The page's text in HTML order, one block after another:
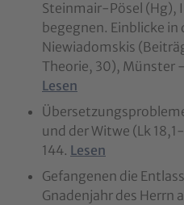
Steinmair-Pösel (Hg),
begegnen. Einblicke in
Niewiadomskis
Theorie, 30), Münster
Lesen
und der Witwe (Lk
144. Lesen
Gefangenen die
Gnadenjahr des Herrn